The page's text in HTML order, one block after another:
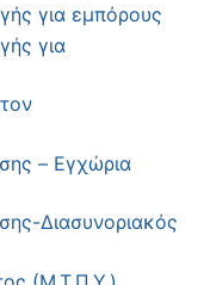
για εμπόρους
για
– Εγχώρια
Διασυνοριακός